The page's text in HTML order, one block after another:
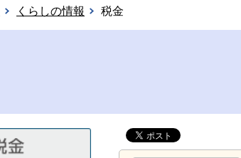
くらしの情報 税金